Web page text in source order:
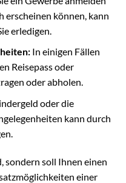
erscheinen können, kann
erledigen.
In einigen Fällen
Reisepass oder
oder abholen.
oder die
kann durch
sondern soll Ihnen einen
einer